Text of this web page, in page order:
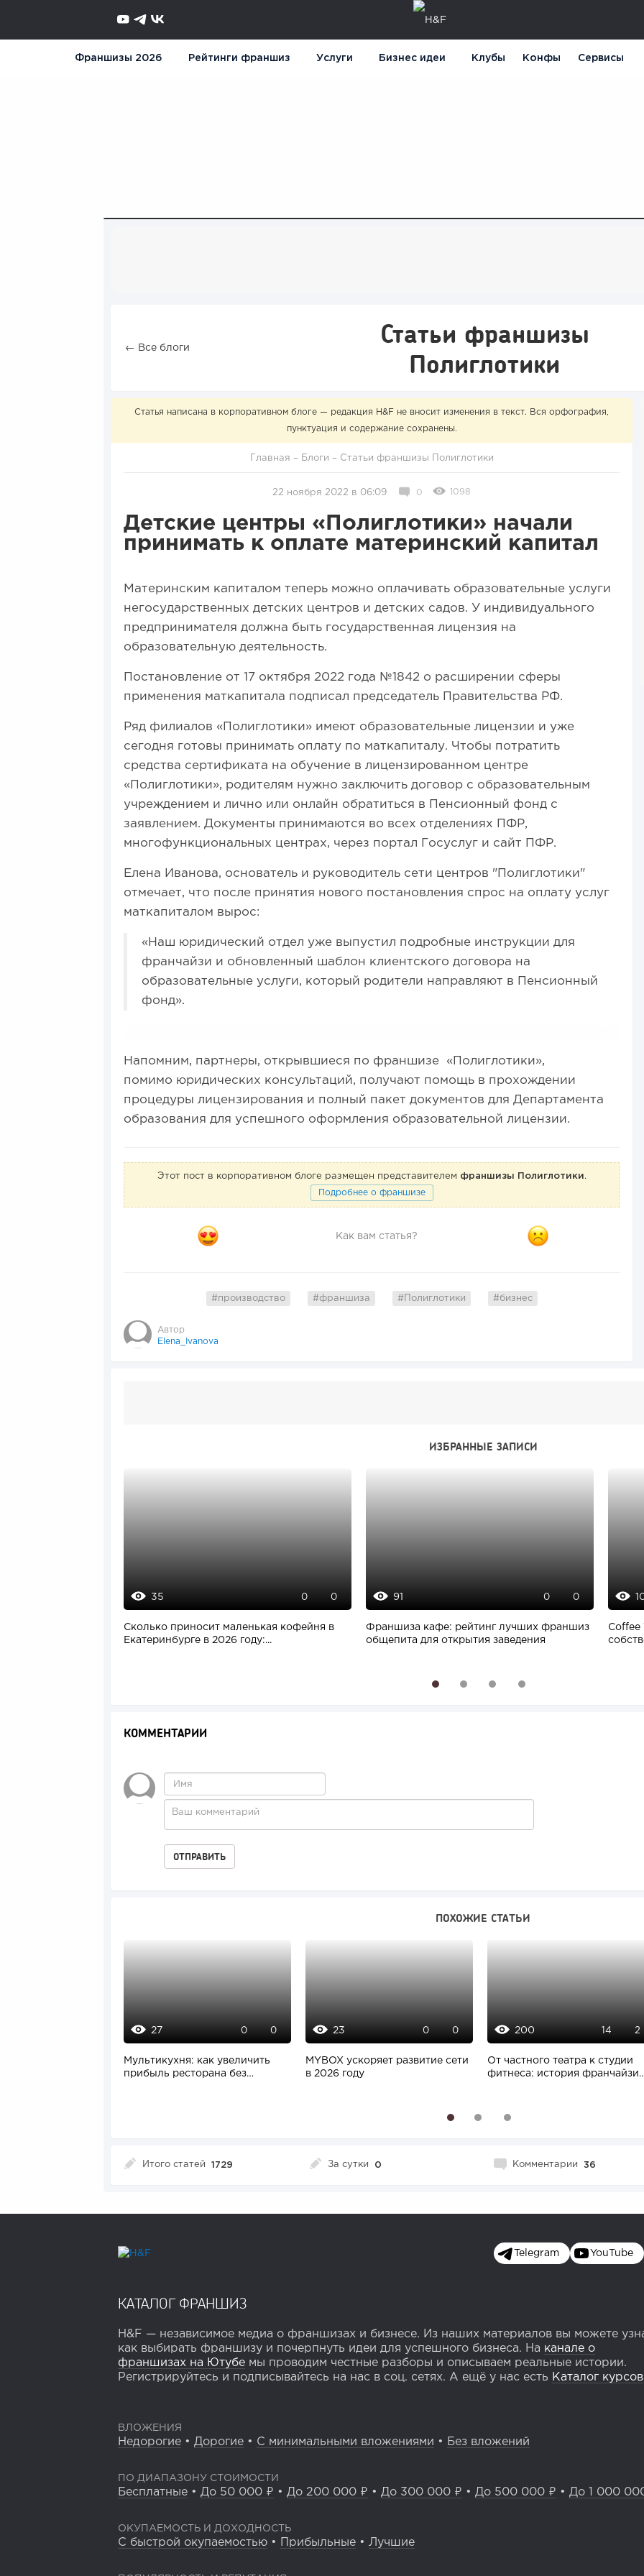
Франшизы 2026 Рейтинги франшиз Услуги Бизнес идеи Клубы Конфы Сервисы
← Все блоги
Статьи франшизы
Полиглотики
Статья написана в корпоративном блоге — редакция H&F не вносит изменения в текст. Вся орфография,
пунктуация и содержание сохранены.
Главная – Блоги – Статьи франшизы Полиглотики
22 ноября 2022 в 06:09 0 1098
Детские центры «Полиглотики» начали
принимать к оплате материнский капитал
Материнским капиталом теперь можно оплачивать образовательные услуги
негосударственных детских центров и детских садов. У индивидуального
предпринимателя должна быть государственная лицензия на
образовательную деятельность.
Постановление от 17 октября 2022 года №1842 о расширении сферы
применения маткапитала подписал председатель Правительства РФ.
Ряд филиалов «Полиглотики» имеют образовательные лицензии и уже
сегодня готовы принимать оплату по маткапиталу. Чтобы потратить
средства сертификата на обучение в лицензированном центре
«Полиглотики», родителям нужно заключить договор с образовательным
учреждением и лично или онлайн обратиться в Пенсионный фонд с
заявлением. Документы принимаются во всех отделениях ПФР,
многофункциональных центрах, через портал Госуслуг и сайт ПФР.
Елена Иванова, основатель и руководитель сети центров "Полиглотики"
отмечает, что после принятия нового постановления спрос на оплату услуг
маткапиталом вырос:
«Наш юридический отдел уже выпустил подробные инструкции для
франчайзи и обновленный шаблон клиентского договора на
образовательные услуги, который родители направляют в Пенсионный
фонд».
Напомним, партнеры, открывшиеся по франшизе «Полиглотики»,
помимо юридических консультаций, получают помощь в прохождении
процедуры лицензирования и полный пакет документов для Департамента
образования для успешного оформления образовательной лицензии.
Этот пост в корпоративном блоге размещен представителем франшизы Полиглотики.
Подробнее о франшизе
Как вам статья?
#производство #франшиза #Полиглотики #бизнес
Автор
Elena_Ivanova
ИЗБРАННЫЕ ЗАПИСИ
35 0 0
Сколько приносит маленькая кофейня в
Екатеринбурге в 2026 году:...
91 0 0
Франшиза кафе: рейтинг лучших франшиз
общепита для открытия заведения
Coffee
1 2 3 4
КОММЕНТАРИИ
ПОХОЖИЕ СТАТЬИ
27 0 0
Мультикухня: как увеличить
прибыль ресторана без
23 0 0
MYBOX ускоряет развитие сети
в 2026 году
200 14 2
От частного театра к студии
фитнеса: история франчайзи
2 3
Итого статей 1729 За сутки 0 Комментарии 36
Telegram YouTube
КАТАЛОГ ФРАНШИЗ
H&F — независимое медиа о франшизах и бизнесе. Из наших материалов вы можете
как выбирать франшизу и почерпнуть идеи для успешного бизнеса. На канале о
франшизах на Ютубе мы проводим честные разборы и описываем реальные истории.
Регистрируйтесь и подписывайтесь на нас в соц. сетях. А ещё у нас есть Каталог курсов
ВЛОЖЕНИЯ
Недорогие • Дорогие • С минимальными вложениями • Без вложений
ПО ДИАПАЗОНУ СТОИМОСТИ
Бесплатные • До 50 000 ₽ • До 200 000 ₽ • До 300 000 ₽ • До 500 000 ₽ • До 1 000
ОКУПАЕМОСТЬ И ДОХОДНОСТЬ
С быстрой окупаемостью • Прибыльные • Лучшие